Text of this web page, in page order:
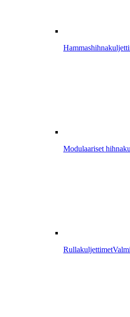
Modulaariset
Rullakuljettimet